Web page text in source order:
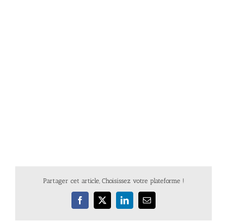
Partager cet article, Choisissez votre plateforme !
Facebook
X LinkedInEmail